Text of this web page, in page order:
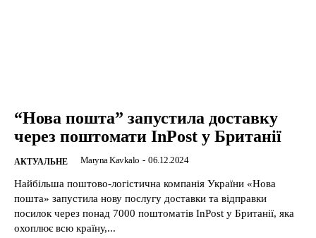
“Нова пошта” запустила доставку
через поштомати InPost у Британії
АКТУАЛЬНЕ Maryna Kavkalo - 06.12.2024
Найбільша поштово-логістична компанія України «Нова
пошта» запустила нову послугу доставки та відправки
посилок через понад 7000 поштоматів InPost у Британії, яка
охоплює всю країну,...